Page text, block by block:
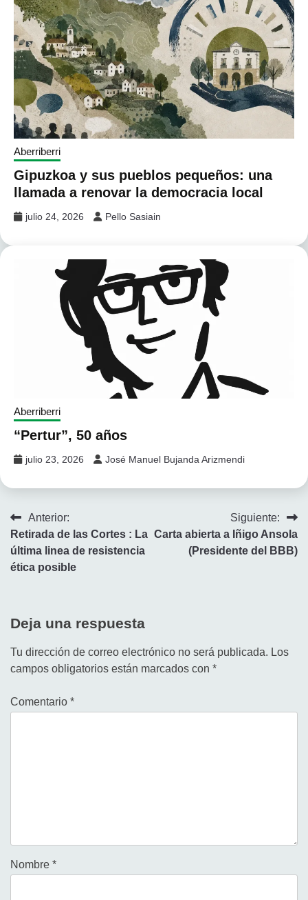
Aberriberri
Gipuzkoa y sus pueblos pequeños: una
llamada a renovar la democracia local
julio 24, 2026 Pello Sasiain
Aberriberri
“Pertur”, 50 años
julio 23, 2026 José Manuel Bujanda Arizmendi
Navegación
de
entradas
Anterior:
Retirada de las Cortes : La
última linea de resistencia
ética posible
Siguiente:
Carta abierta a Iñigo Ansola
(Presidente del BBB)
Deja una respuesta
Tu dirección de correo electrónico no será publicada. Los
campos obligatorios están marcados con *
Comentario *
Nombre *